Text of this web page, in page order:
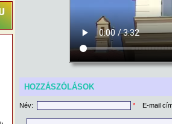
HOZZÁSZÓLÁSOK
Név: * E-mail